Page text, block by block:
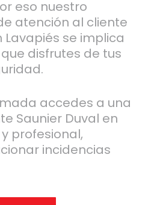
eso nuestro
atención al cliente
Lavapiés se implica
disfrutes de tus
accedes a una
Saunier Duval en
profesional,
incidencias